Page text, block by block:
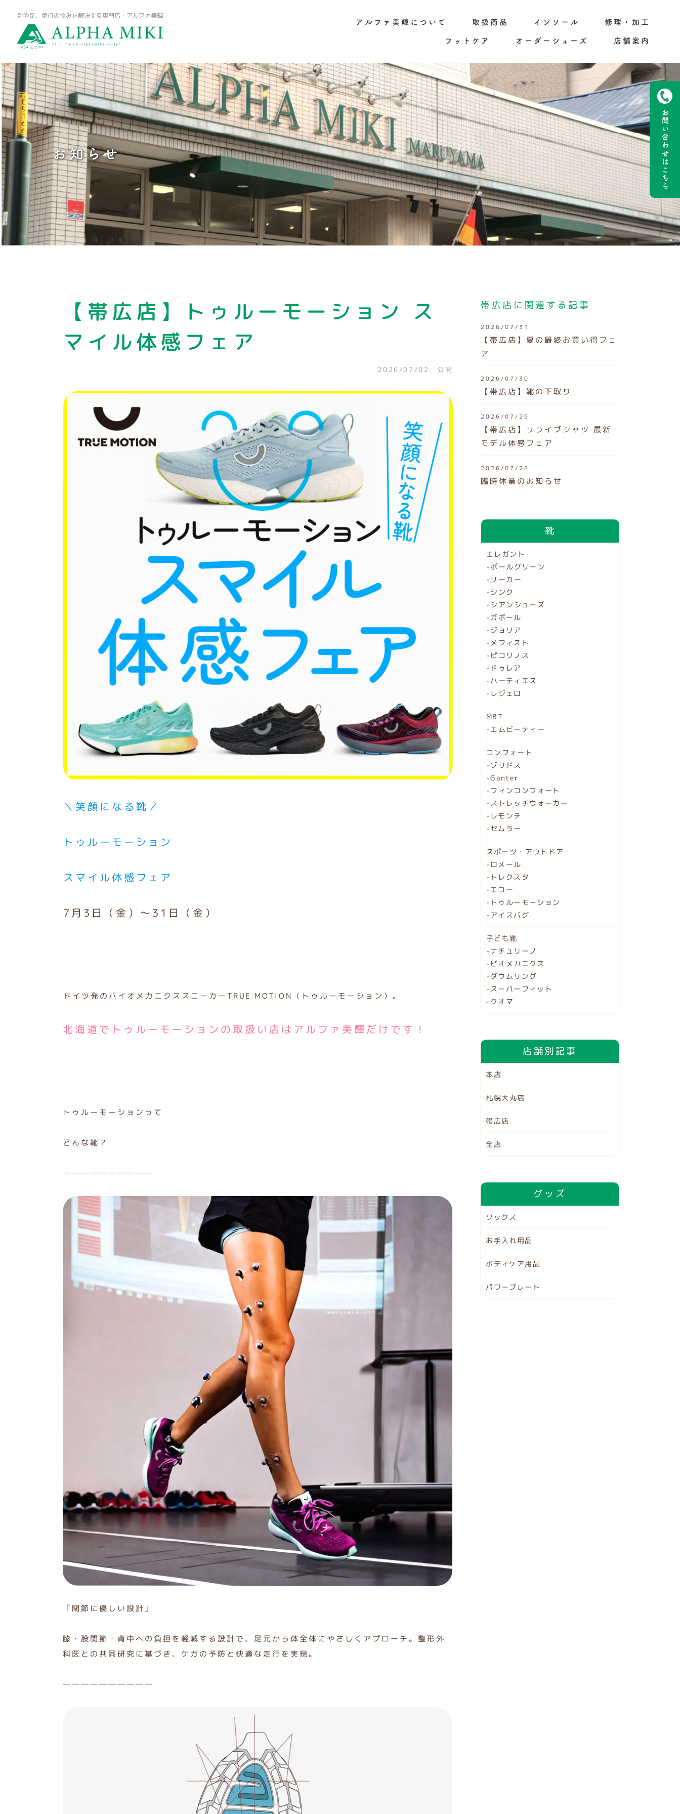
靴や足、歩行の悩みを解決する専門店・アルファ美輝
アルファ美輝について 取扱商品 インソール 修理・加工
フットケア オーダーシューズ 店舗案内
お問い合わせ
はこちら
お知らせ
【帯広店】トゥルーモーション ス
マイル体感フェア
2026/07/02 公開
＼笑顔になる靴／
トゥルーモーション
スマイル体感フェア
7月3日（金）〜31日（金）
ドイツ発のバイオメカニクススニーカーTRUE MOTION（トゥルーモーション）。
北海道でトゥルーモーションの取扱い店はアルファ美輝だけです！
トゥルーモーションって
どんな靴？
――――――――――
「関節に優しい設計」
膝・股関節・背中への負担を軽減する設計で、足元から体全体にやさしくアプローチ。整形外
科医との共同研究に基づき、ケガの予防と快適な走行を実現。
――――――――――
帯広店に関連する記事
2026/07/31
【帯広店】夏の最終お買い得フェ
ア
2026/07/30
【帯広店】靴の下取り
2026/07/29
【帯広店】リライブシャツ 最新
モデル体感フェア
2026/07/28
臨時休業のお知らせ
靴
エレガント
-ポールグリーン
-リーカー
-シンク
-シアンシューズ
-ガボール
-ジョリア
-メフィスト
-ピコリノス
-ドゥレア
-ハーティエス
-レジェロ
MBT
-エムビーティー
コンフォート
-ゾリドス
-Ganter
-フィンコンフォート
-ストレッチウォーカー
-レモンテ
-セムラー
スポーツ・アウトドア
-ロメール
-トレクスタ
-エコー
-トゥルーモーション
-アイスバグ
子ども靴
-ナチュリーノ
-ビオメカニクス
-ダウムリング
-スーパーフィット
-クオマ
店舗別記事
本店
札幌大丸店
帯広店
全店
グッズ
ソックス
お手入れ用品
ボディケア用品
パワープレート